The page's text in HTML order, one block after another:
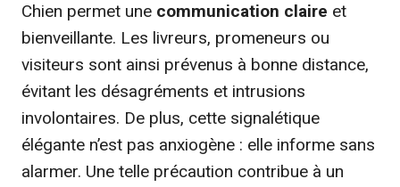
Chien permet une communication claire et
bienveillante. Les livreurs, promeneurs ou
visiteurs sont ainsi prévenus à bonne distance,
évitant les désagréments et intrusions
involontaires. De plus, cette signalétique
élégante n’est pas anxiogène : elle informe sans
alarmer. Une telle précaution contribue à un